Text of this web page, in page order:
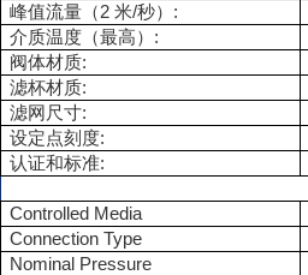
峰值流量（2 米/秒） :
介质温度（最高） :
阀体材质:
滤杯材质:
滤网尺寸:
设定点刻度:
认证和标准:
Controlled Media
Connection Type
Nominal Pressure